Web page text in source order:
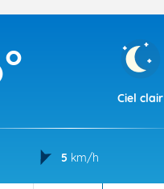
Articles
Ciel clair
5 km/h